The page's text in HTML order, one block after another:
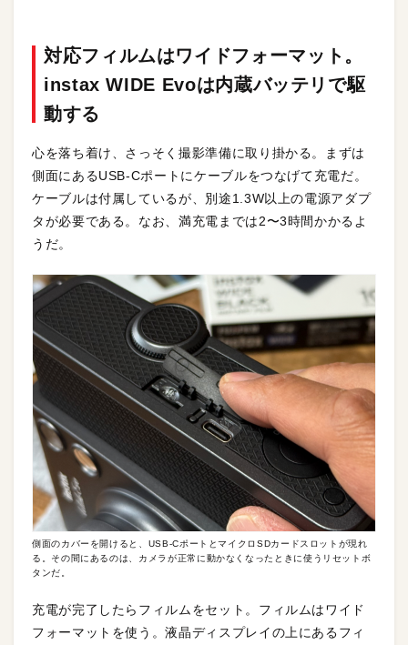
対応フィルムはワイドフォーマット。
instax WIDE Evoは内蔵バッテリで駆
動する
心を落ち着け、さっそく撮影準備に取り掛かる。まずは
側面にあるUSB-Cポートにケーブルをつなげて充電だ。
ケーブルは付属しているが、別途1.3W以上の電源アダプ
タが必要である。なお、満充電までは2〜3時間かかるよ
うだ。
側面のカバーを開けると、USB-CポートとマイクロSDカードスロットが現れ
る。その間にあるのは、カメラが正常に動かなくなったときに使うリセットボ
タンだ。
充電が完了したらフィルムをセット。フィルムはワイド
フォーマットを使う。液晶ディスプレイの上にあるフィ